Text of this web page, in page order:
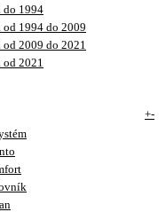
do 1994
od 1994 do 2009
od 2009 do 2021
od 2021
+-